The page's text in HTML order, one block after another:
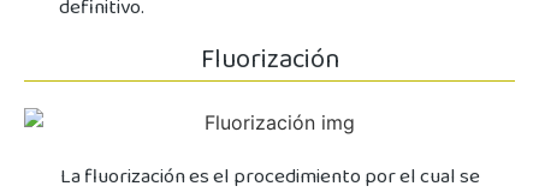
definitivo.
Fluorización
La fluorización es el procedimiento por el cual se